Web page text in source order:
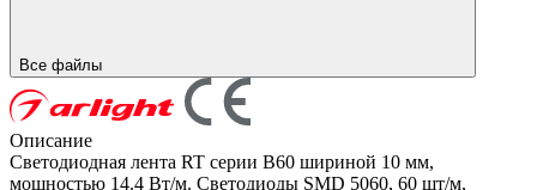
Все файлы
Описание
Светодиодная лента RT серии B60 шириной 10 мм,
мощностью 14.4 Вт/м. Светодиоды SMD 5060, 60 шт/м,